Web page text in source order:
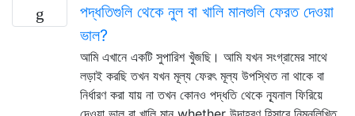
পদ্ধতিগুলি থেকে নুল বা খালি মানগুলি ফেরত দেওয়া
ভাল?
আমি এখানে একটি সুপারিশ খুঁজছি। আমি যখন সংগ্রামের সাথে
লড়াই করছি তখন যখন মূল্য ফেরৎ মূল্য উপস্থিত না থাকে বা
নির্ধারণ করা যায় না তখন কোনও পদ্ধতি থেকে ন্যূনাল ফিরিয়ে